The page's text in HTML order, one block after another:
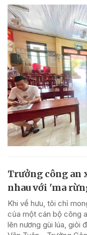
Trưởng công an
nhau với 'ma
Khi về hưu, tôi chỉ
của một cán bộ công
lên nương gùi lúa, giỏi